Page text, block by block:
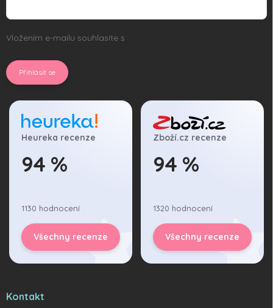
Vložením e-mailu souhlasíte s
Přihlásit se
Heureka recenze
94 %
1130 hodnocení
Všechny recenze
Zboží.cz recenze
94 %
1320 hodnocení
Všechny recenze
Kontakt